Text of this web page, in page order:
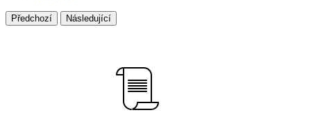
Předchozí Následující